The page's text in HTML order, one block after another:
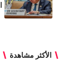
الأكثر مشاهدة